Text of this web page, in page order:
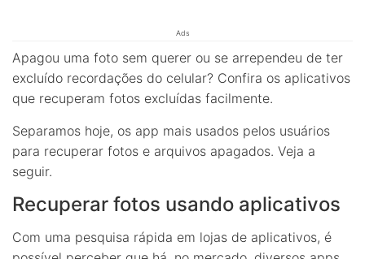
Ads
Apagou uma foto sem querer ou se arrependeu de ter
excluído recordações do celular? Confira os aplicativos
que recuperam fotos excluídas facilmente.
Separamos hoje, os app mais usados pelos usuários
para recuperar fotos e arquivos apagados. Veja a
seguir.
Recuperar fotos usando aplicativos
Com uma pesquisa rápida em lojas de aplicativos, é